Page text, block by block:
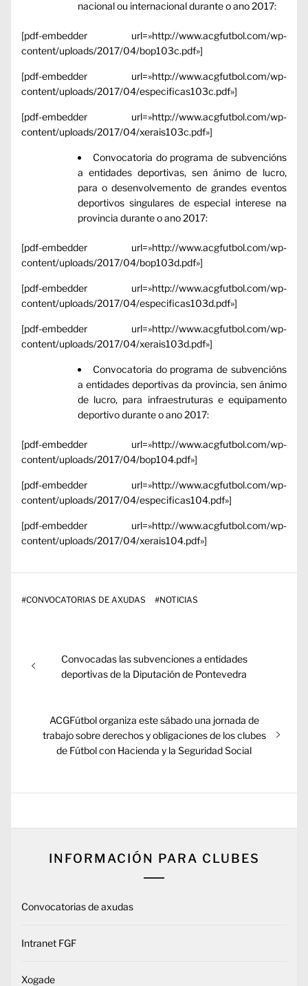
nacional ou internacional durante o ano 2017:
[pdf-embedder url=»http://www.acgfutbol.com/wp-
content/uploads/2017/04/bop103c.pdf»]
[pdf-embedder url=»http://www.acgfutbol.com/wp-
content/uploads/2017/04/especificas103c.pdf»]
[pdf-embedder url=»http://www.acgfutbol.com/wp-
content/uploads/2017/04/xerais103c.pdf»]
Convocatoria do programa de subvencións
a entidades deportivas, sen ánimo de lucro,
para o desenvolvemento de grandes eventos
deportivos singulares de especial interese na
provincia durante o ano 2017:
[pdf-embedder url=»http://www.acgfutbol.com/wp-
content/uploads/2017/04/bop103d.pdf»]
[pdf-embedder url=»http://www.acgfutbol.com/wp-
content/uploads/2017/04/especificas103d.pdf»]
[pdf-embedder url=»http://www.acgfutbol.com/wp-
content/uploads/2017/04/xerais103d.pdf»]
Convocatoria do programa de subvencións
a entidades deportivas da provincia, sen ánimo
de lucro, para infraestruturas e equipamento
deportivo durante o ano 2017:
[pdf-embedder url=»http://www.acgfutbol.com/wp-
content/uploads/2017/04/bop104.pdf»]
[pdf-embedder url=»http://www.acgfutbol.com/wp-
content/uploads/2017/04/especificas104.pdf»]
[pdf-embedder url=»http://www.acgfutbol.com/wp-
content/uploads/2017/04/xerais104.pdf»]
#CONVOCATORIAS DE AXUDAS #NOTICIAS
Navegación
de
Entrada
anterior:
Convocadas las subvenciones a entidades
deportivas de la Diputación de Pontevedra
Entrada
siguiente:
ACGFútbol organiza este sábado una jornada de
trabajo sobre derechos y obligaciones de los clubes
de Fútbol con Hacienda y la Seguridad Social
INFORMACIÓN PARA CLUBES
Convocatorias de axudas
Intranet FGF
Xogade